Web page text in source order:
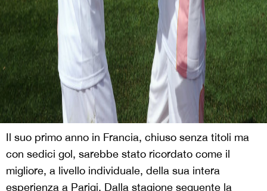
Il suo primo anno in Francia, chiuso senza titoli ma
con sedici gol, sarebbe stato ricordato come il
migliore, a livello individuale, della sua intera
esperienza a Parigi. Dalla stagione seguente la